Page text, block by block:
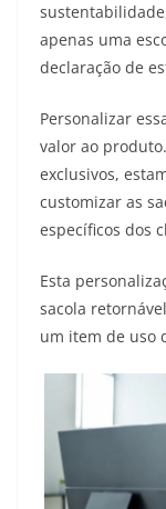
apenas uma
declaração de
Personalizar
valor ao
exclusivos,
customizar as
específicos dos
Esta
sacola
um item de uso